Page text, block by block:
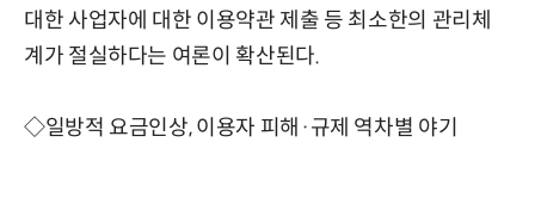
대한 사업자에 대한 이용약관 제출 등 최소한의 관리체
계가 절실하다는 여론이 확산된다.
◇일방적 요금인상, 이용자 피해·규제 역차별 야기